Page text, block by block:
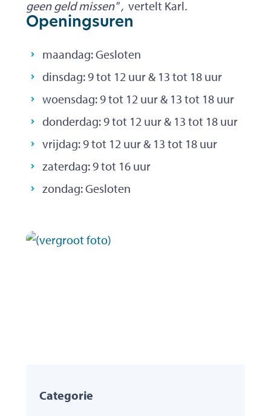
geen geld missen" , vertelt Karl.
Openingsuren
maandag:Gesloten
dinsdag:9tot 12 uur& 13 tot 18 uur
woensdag:9tot 12 uur& 13 tot 18 uur
donderdag:9tot 12 uur& 13 tot 18 uur
vrijdag:9tot 12 uur& 13 tot 18 uur
zaterdag:9tot 16 uur
zondag:Gesloten
Categorie